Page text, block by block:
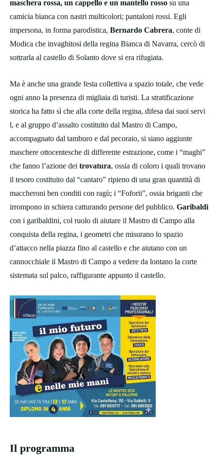
maschera rossa, un cappello e un mantello rosso su una
camicia bianca con nastri multicolori; pantaloni rossi. Egli
impersona, in forma parodistica, Bernardo Cabrera, conte di
Modica che invaghitosi della regina Bianca di Navarra, cercò di
sottrarla al castello di Solanto dove si era rifugiata.
Ma è anche una grande festa collettiva a spazio totale, che vede
ogni anno la presenza di migliaia di turisti. La stratificazione
storica ha fatto sì che alla corte della regina, difesa dai suoi servi
l, e al gruppo d’assalto costituito dal Mastro di Campo,
accompagnato dal tamburo e dal pecoraio, si siano aggiunte
maschere ottocentesche di differente estrazione, come i “maghi”
che fanno l’azione dei trovatura, ossia di coloro i quali trovano
il tesoro costituito dal “cantaro” ripieno di una gran quantità di
maccheroni ben conditi con ragù; i “Foforii”, ossia briganti che
irrompono in schiera catturando persone del pubblico. Garibaldi
con i garibaldini, col ruolo di aiutare il Mastro di Campo alla
conquista della regina, i geometri che misurano lo spazio
d’attacco nella piazza fino al castello e che aiutano con un
cannocchiale il Mastro di Campo a vedere da lontano la corte
sistemata sul palco, raffigurante appunto il castello.
Il programma